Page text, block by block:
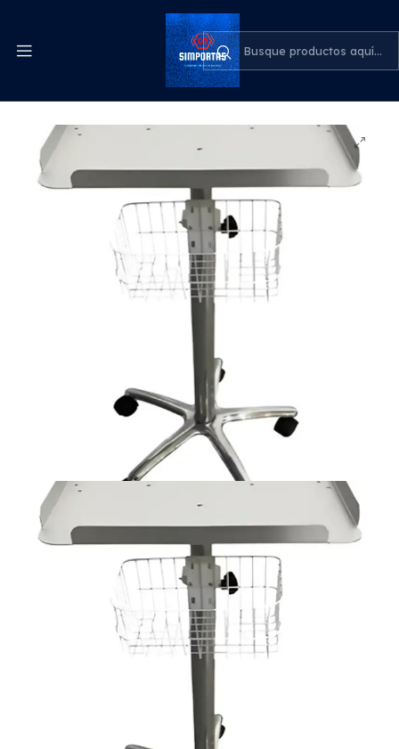
Despachos express a todo el país
Inicio Medicina
Carro Para Monitor Hospitalario Y Clínica Ecografía Ecg